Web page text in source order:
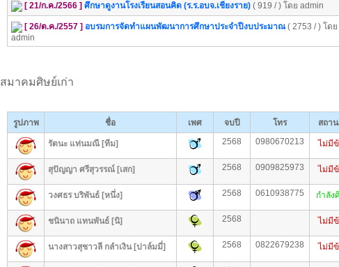
[ 21/ก.ค./2566 ] ศึกษาดูงานโรงเรียนสอนคิด (ร.ร.อบจ.เชียงราย) ( 919 / ) โดย admin
[ 26/ต.ค./2557 ] อบรมการจัดทำแผนพัฒนาการศึกษาประจำปีงบประมาณ( 2753 / ) โดย
admin
สมาคมศิษย์เก่า
รูปภาพ ชื่อ เพศ จบปี โทร สถา
รัตนะ แท่นมณี [ทีม] 2568 0980670213 ไม่มี
สุปัญญา ศรีสุวรรณ์ [เสก] 2568 0909825973 ไม่มี
วงศธร บริพันธ์ [หนึ่ง] 2568 0610938775 กำลัง
ชนินาถ แทนพันธ์ [นิ] 2568 ไม่มี
นางสาวสุชาวลี กลำเงิน [ปาล์มมี่] 2568 0822679238 ไม่มี